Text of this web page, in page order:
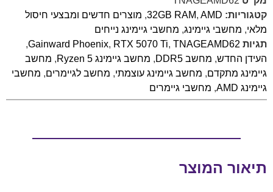
קטגוריות:
32GB RAM, AMD
, מוצרים חדשים ומבצעי חיסול
מלאי, מחשבי גיימינג, מחשבי גיימינג נייחים
תגיות
Gainward Phoenix, RTX 5070 Ti, TNAGEAMD62
,
העידן החדש, מחשב DDR5 , מחשב גיימינג Ryzen 5 , מחשב
גיימינג מתקדם, מחשב גיימינג עוצמתי, מחשב לגיימרים, מחשבי
גיימינג AMD
, מחשבי גיימרים
תיאור המוצר